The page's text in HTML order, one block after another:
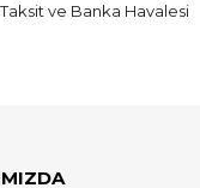
Taksit ve Banka Havalesi